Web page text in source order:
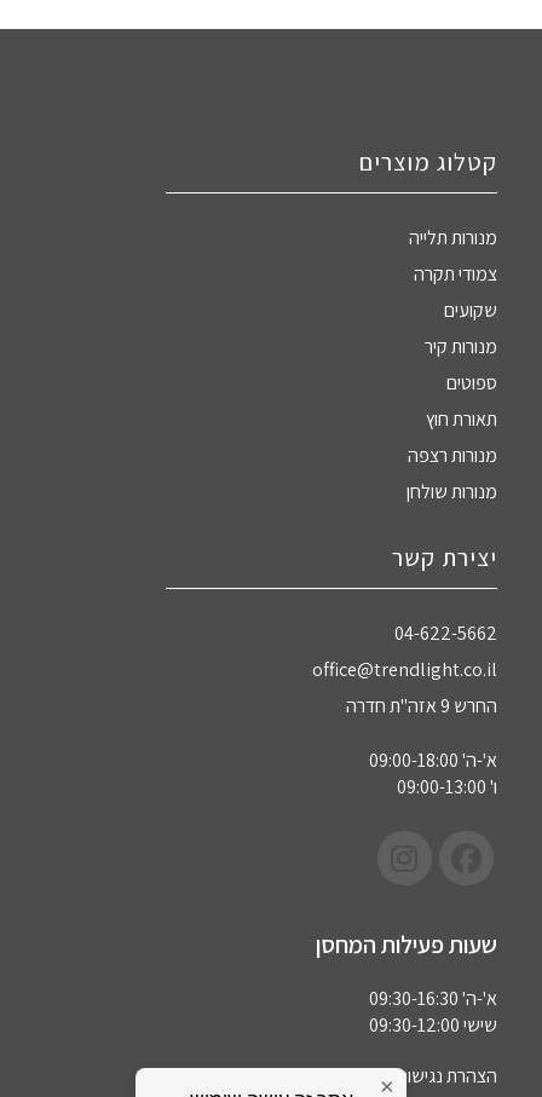
קטלוג מוצרים
מנורות תלייה
צמודי תקרה
שקועים
מנורות קיר
ספוטים
תאורת חוץ
מנורות רצפה
מנורות שולחן
יצירת קשר
04-622-5662‏
office@trendlight.co.il
החרש 9 אזה"ת חדרה
א'-ה' 09:00-18:00
ו' 09:00-13:00
שעות פעילות המחסן
א'-ה' 09:30-16:30
שישי 09:30-12:00
הצהרת נגישות×